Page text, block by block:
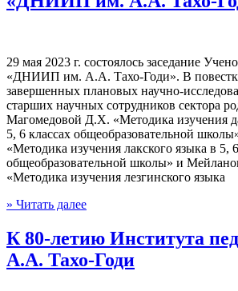
29 мая 2023 г. состоялось заседание
«ДНИИП им. А.А. Тахо-Годи». В
завершенных плановых научно-
старших научных сотрудников сектора
Магомедовой Д.Х. «Методика изучения
5, 6 классах общеобразовательной
«Методика изучения лакского языка в 5,
общеобразовательной школы» и
«Методика изучения лезгинского языка
» Читать далее
К 80-летию Института
А.А. Тахо-Годи